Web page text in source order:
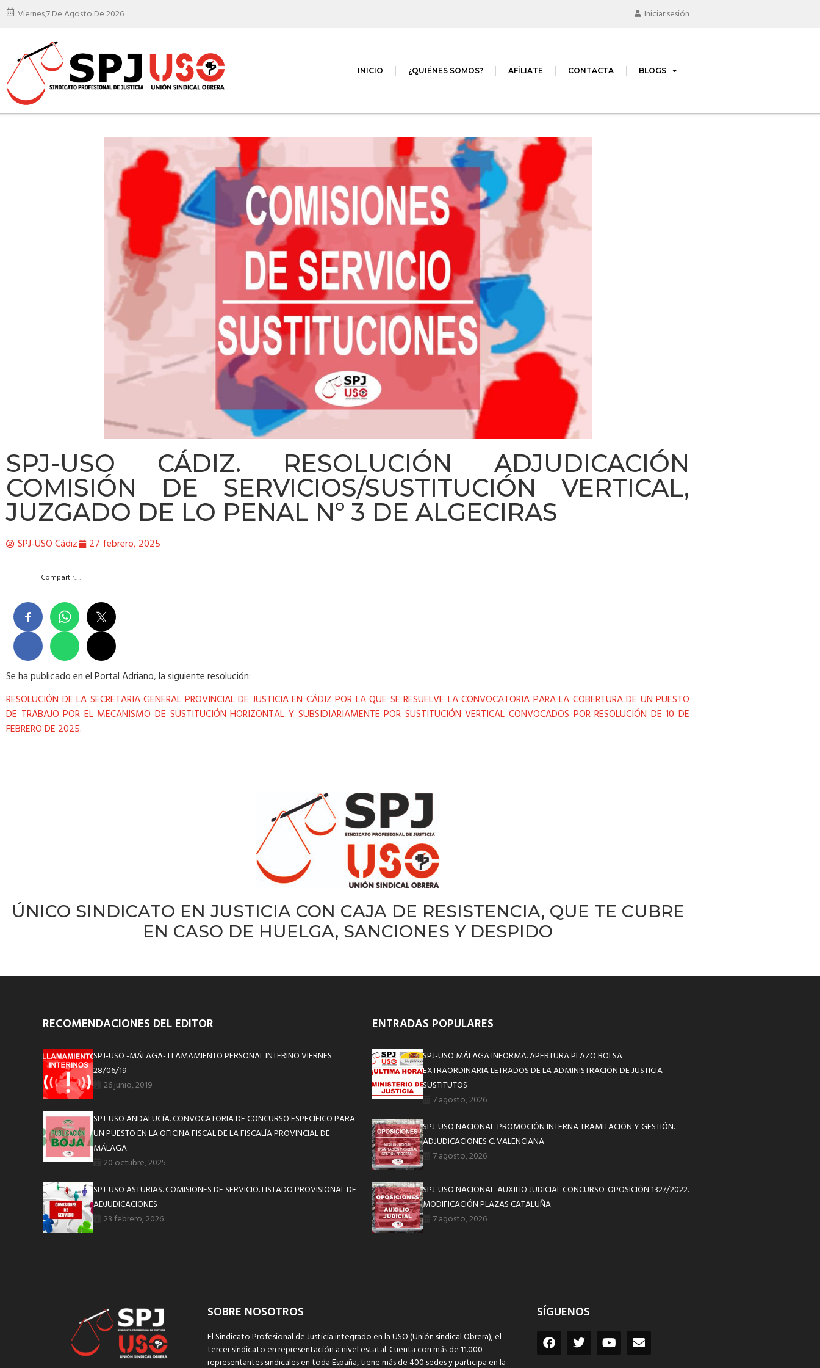
Viernes,7 De Agosto De 2026 Iniciar sesión
INICIO ¿QUIÉNES SOMOS? AFÍLIATE CONTACTA BLOGS
SPJ-USO CÁDIZ. RESOLUCIÓN ADJUDICACIÓN
COMISIÓN DE SERVICIOS/SUSTITUCIÓN VERTICAL,
JUZGADO DE LO PENAL Nº 3 DE ALGECIRAS
SPJ-USO Cádiz 27 febrero, 2025
Compartir….
Se ha publicado en el Portal Adriano, la siguiente resolución:
RESOLUCIÓN DE LA SECRETARIA GENERAL PROVINCIAL DE JUSTICIA EN CÁDIZ POR LA QUE SE RESUELVE LA CONVOCATORIA PARA LA COBERTURA DE UN PUESTO
DE TRABAJO POR EL MECANISMO DE SUSTITUCIÓN HORIZONTAL Y SUBSIDIARIAMENTE POR SUSTITUCIÓN VERTICAL CONVOCADOS POR RESOLUCIÓN DE 10 DE
FEBRERO DE 2025.
ÚNICO SINDICATO EN JUSTICIA CON CAJA DE RESISTENCIA, QUE TE CUBRE
EN CASO DE HUELGA, SANCIONES Y DESPIDO
RECOMENDACIONES DEL EDITOR
SPJ-USO -MÁLAGA- LLAMAMIENTO PERSONAL INTERINO VIERNES
28/06/19
26 junio, 2019
SPJ-USO ANDALUCÍA. CONVOCATORIA DE CONCURSO ESPECÍFICO PARA
UN PUESTO EN LA OFICINA FISCAL DE LA FISCALÍA PROVINCIAL DE
MÁLAGA.
20 octubre, 2025
SPJ-USO ASTURIAS. COMISIONES DE SERVICIO. LISTADO PROVISIONAL DE
ADJUDICACIONES
23 febrero, 2026
ENTRADAS POPULARES
SPJ-USO MÁLAGA INFORMA. APERTURA PLAZO BOLSA
EXTRAORDINARIA LETRADOS DE LA ADMINISTRACIÓN DE JUSTICIA
SUSTITUTOS
7 agosto, 2026
SPJ-USO NACIONAL. PROMOCIÓN INTERNA TRAMITACIÓN Y GESTIÓN.
ADJUDICACIONES C. VALENCIANA
7 agosto, 2026
SPJ-USO NACIONAL. AUXILIO JUDICIAL CONCURSO-OPOSICIÓN 1327/2022.
MODIFICACIÓN PLAZAS CATALUÑA
7 agosto, 2026
SOBRE NOSOTROS
El Sindicato Profesional de Justicia integrado en la USO (Unión sindical Obrera), el
tercer sindicato en representación a nivel estatal. Cuenta con más de 11.000
representantes sindicales en toda España, tiene más de 400 sedes y participa en la
SÍGUENOS